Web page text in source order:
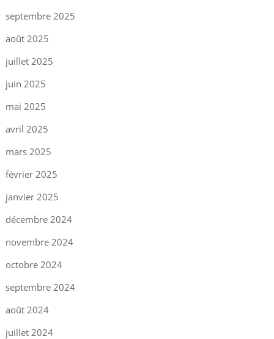
septembre 2025
août 2025
juillet 2025
juin 2025
mai 2025
avril 2025
mars 2025
février 2025
janvier 2025
décembre 2024
novembre 2024
octobre 2024
septembre 2024
août 2024
juillet 2024